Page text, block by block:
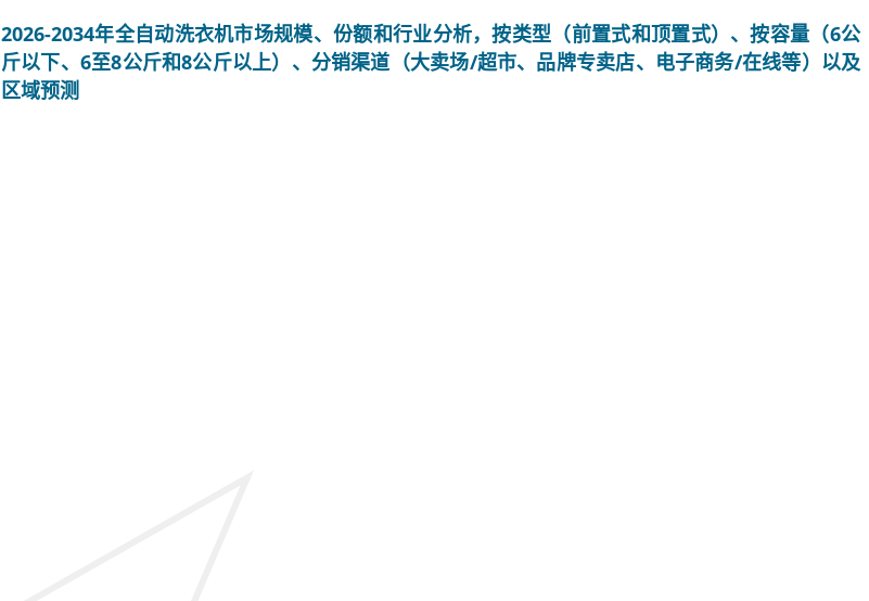
2026-2034年全自动洗衣机市场规模、份额和行业分析，按类型（前置式和顶置式）、按容量（6公
斤以下、6至8公斤和8公斤以上）、分销渠道（大卖场/超市、品牌专卖店、电子商务/在线等）以及
区域预测